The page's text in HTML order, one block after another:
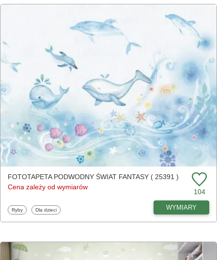
FOTOTAPETA PODWODNY ŚWIAT FANTASY ( 25391 )
Cena zależy od wymiarów
104
Fototapety
Ryby Fototapety
Dla dzieci WYMIARY